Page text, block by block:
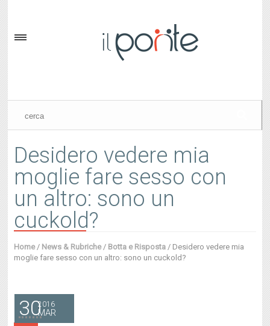
Desidero vedere mia
moglie fare sesso con
un altro: sono un
cuckold?
Home / News & Rubriche / Botta e Risposta / Desidero vedere mia
moglie fare sesso con un altro: sono un cuckold?
302016
MAR